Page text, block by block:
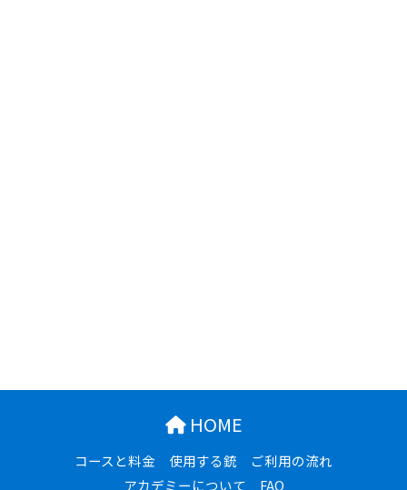
HOME
コースと料金 使用する銃
ご利用の流れ
アカデミーについて
FAQ